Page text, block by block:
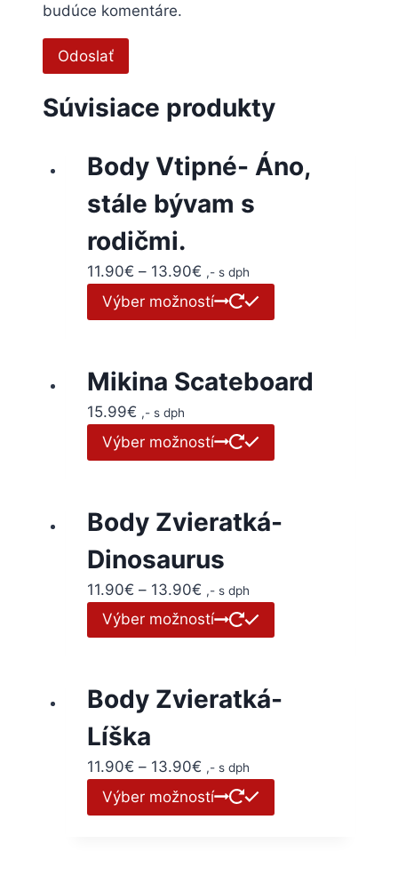
budúce komentáre.
Súvisiace produkty
Body Vtipné- Áno,
stále bývam s
rodičmi.
11.90€ – 13.90€ ,- s dph
Výber možností
Mikina Scateboard
15.99€ ,- s dph
Výber možností
Body Zvieratká-
Dinosaurus
11.90€ – 13.90€ ,- s dph
Výber možností
Body Zvieratká-
Líška
11.90€ – 13.90€ ,- s dph
Výber možností